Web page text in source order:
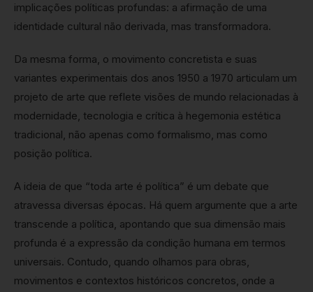
implicações políticas profundas: a afirmação de uma
identidade cultural não derivada, mas transformadora.
Da mesma forma, o movimento concretista e suas
variantes experimentais dos anos 1950 a 1970 articulam um
projeto de arte que reflete visões de mundo relacionadas à
modernidade, tecnologia e crítica à hegemonia estética
tradicional, não apenas como formalismo, mas como
posição política.
A ideia de que “toda arte é política” é um debate que
atravessa diversas épocas. Há quem argumente que a arte
transcende a política, apontando que sua dimensão mais
profunda é a expressão da condição humana em termos
universais. Contudo, quando olhamos para obras,
movimentos e contextos históricos concretos, onde a